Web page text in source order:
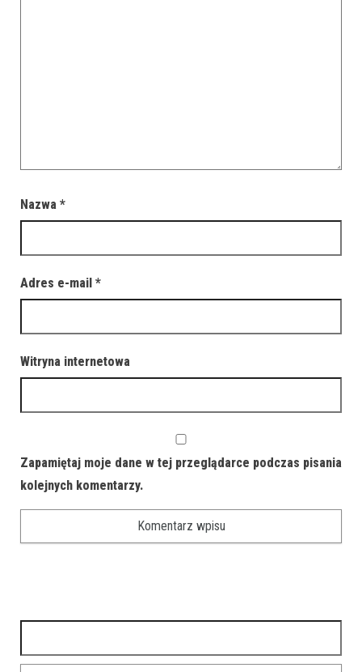
Nazwa *
Adres e-mail *
Witryna internetowa
Zapamiętaj moje dane w tej przeglądarce podczas pisania
kolejnych komentarzy.